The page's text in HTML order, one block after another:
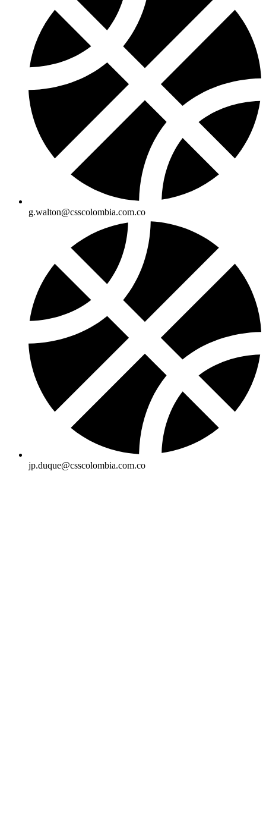
g.walton@csscolombia.com.co
jp.duque@csscolombia.com.co